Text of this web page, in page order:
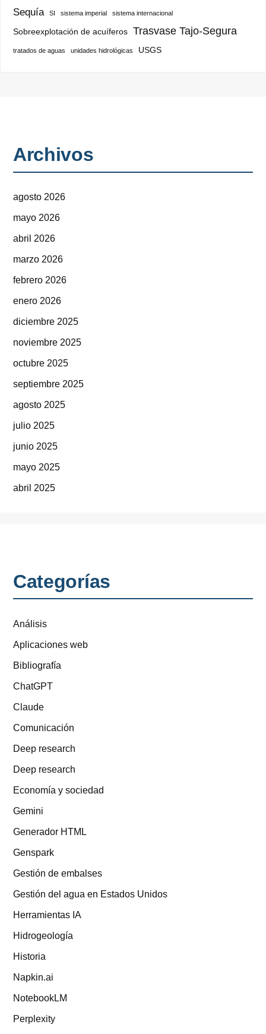
Sequía SI sistema imperial sistema internacional
Sobreexplotación de acuíferos Trasvase Tajo-Segura
tratados de aguas unidades hidrológicas USGS
Archivos
agosto 2026
mayo 2026
abril 2026
marzo 2026
febrero 2026
enero 2026
diciembre 2025
noviembre 2025
octubre 2025
septiembre 2025
agosto 2025
julio 2025
junio 2025
mayo 2025
abril 2025
Categorías
Análisis
Aplicaciones web
Bibliografía
ChatGPT
Claude
Comunicación
Deep research
Deep research
Economía y sociedad
Gemini
Generador HTML
Genspark
Gestión de embalses
Gestión del agua en Estados Unidos
Herramientas IA
Hidrogeología
Historia
Napkin.ai
NotebookLM
Perplexity